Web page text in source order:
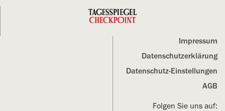
Impressum
Datenschutz­erklärung
Datenschutz-Einstellungen
AGB
Folgen Sie uns auf: